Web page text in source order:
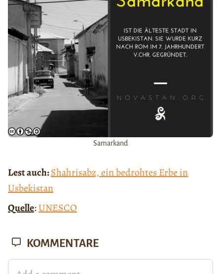
Samarkand
Lest auch:Shahrisabz, ein bedrohtes Erbe in
Usbekistan
Quelle:UNESCO
KOMMENTARE